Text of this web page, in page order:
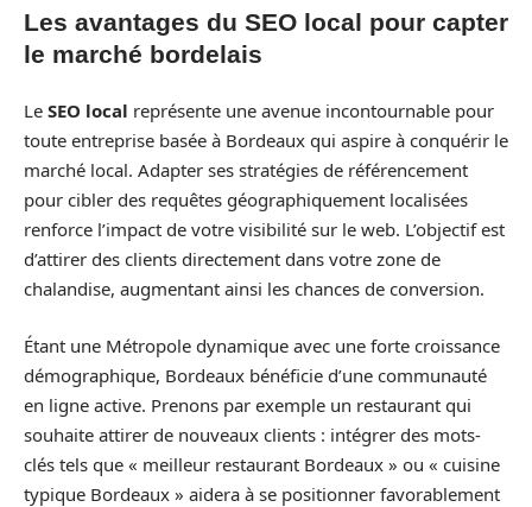
Les avantages du SEO local pour capter
le marché bordelais
Le SEO local représente une avenue incontournable pour
toute entreprise basée à Bordeaux qui aspire à conquérir le
marché local. Adapter ses stratégies de référencement
pour cibler des requêtes géographiquement localisées
renforce l’impact de votre visibilité sur le web. L’objectif est
d’attirer des clients directement dans votre zone de
chalandise, augmentant ainsi les chances de conversion.
Étant une Métropole dynamique avec une forte croissance
démographique, Bordeaux bénéficie d’une communauté
en ligne active. Prenons par exemple un restaurant qui
souhaite attirer de nouveaux clients : intégrer des mots-
clés tels que « meilleur restaurant Bordeaux » ou « cuisine
typique Bordeaux » aidera à se positionner favorablement